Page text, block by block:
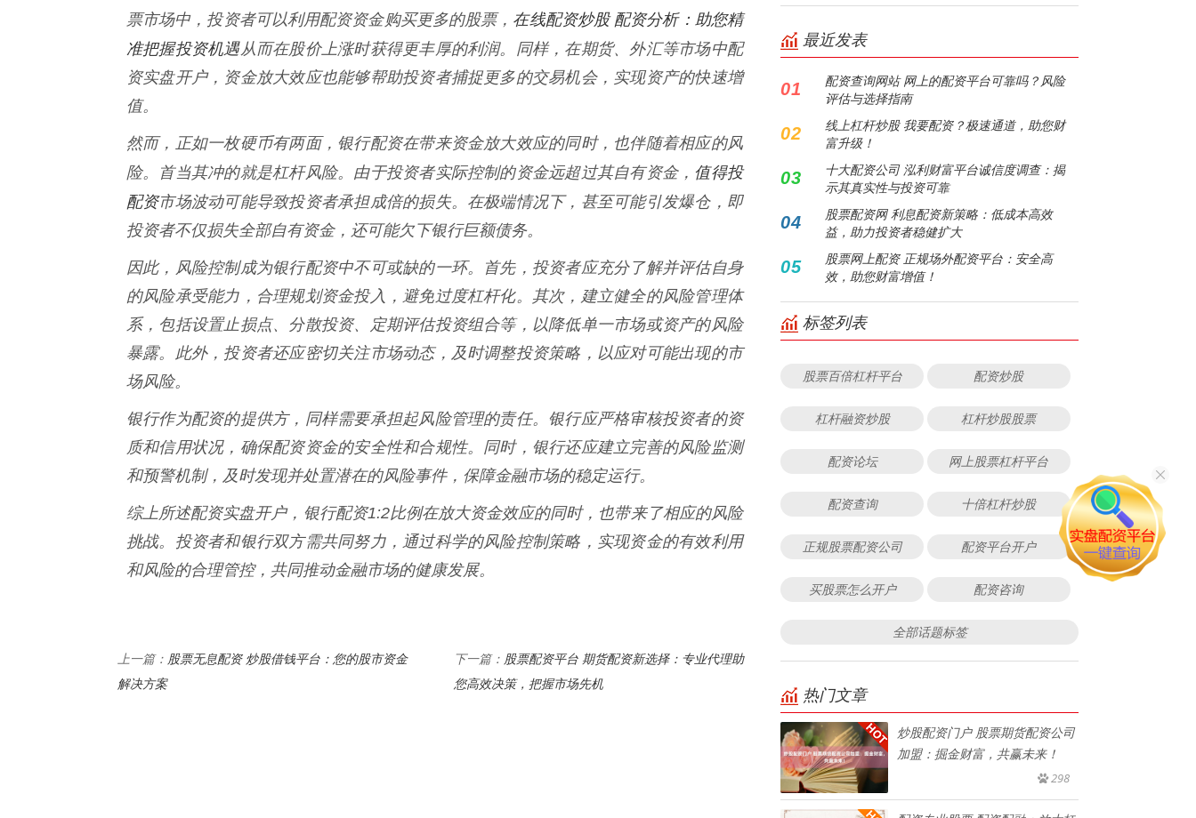
票市场中，投资者可以利用配资资金购买更多的股票， 在线配资炒股 配资分析：助您精
准把握投资机遇从而在股价上涨时获得更丰厚的利润。同样，在期货、外汇等市场中配
资实盘开户，资金放大效应也能够帮助投资者捕捉更多的交易机会，实现资产的快速增
值。
然而，正如一枚硬币有两面，银行配资在带来资金放大效应的同时，也伴随着相应的风
险。首当其冲的就是杠杆风险。由于投资者实际控制的资金远超过其自有资金， 值得投
配资市场波动可能导致投资者承担成倍的损失。在极端情况下，甚至可能引发爆仓，即
投资者不仅损失全部自有资金，还可能欠下银行巨额债务。
因此，风险控制成为银行配资中不可或缺的一环。首先，投资者应充分了解并评估自身
的风险承受能力，合理规划资金投入，避免过度杠杆化。其次，建立健全的风险管理体
系，包括设置止损点、分散投资、定期评估投资组合等，以降低单一市场或资产的风险
暴露。此外，投资者还应密切关注市场动态，及时调整投资策略，以应对可能出现的市
场风险。
银行作为配资的提供方，同样需要承担起风险管理的责任。银行应严格审核投资者的资
质和信用状况，确保配资资金的安全性和合规性。同时，银行还应建立完善的风险监测
和预警机制，及时发现并处置潜在的风险事件，保障金融市场的稳定运行。
综上所述配资实盘开户，银行配资1:2比例在放大资金效应的同时，也带来了相应的风险
挑战。投资者和银行双方需共同努力，通过科学的风险控制策略，实现资金的有效利用
和风险的合理管控，共同推动金融市场的健康发展。
上一篇： 股票无息配资 炒股借钱平台：您的股市资金
解决方案
下一篇： 股票配资平台 期货配资新选择：专业代理助
您高效决策，把握市场先机
最近发表
01
配资查询网站 网上的配资平台可靠吗？风险
评估与选择指南
02
线上杠杆炒股 我要配资？极速通道，助您财
富升级！
03
十大配资公司 泓利财富平台诚信度调查：揭
示其真实性与投资可靠
04
股票配资网 利息配资新策略：低成本高效
益，助力投资者稳健扩大
05
股票网上配资 正规场外配资平台：安全高
效，助您财富增值！
标签列表
股票百倍杠杆平台 配资炒股
杠杆融资炒股 杠杆炒股股票
配资论坛 网上股票杠杆平台
配资查询 十倍杠杆炒股
正规股票配资公司 配资平台开户
买股票怎么开户 配资咨询
全部话题标签
热门文章
炒股配资门户 股票期货配资公司
加盟：掘金财富，共赢未来！
298